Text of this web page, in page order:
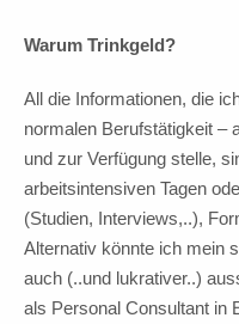
Warum Trinkgeld?
All die Informationen, die
normalen Berufstätigkeit –
und zur Verfügung stelle,
arbeitsintensiven Tagen
(Studien, Interviews,..),
Alternativ könnte ich mein
auch (..und lukrativer..)
als Personal Consultant in